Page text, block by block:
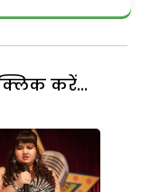
करें...